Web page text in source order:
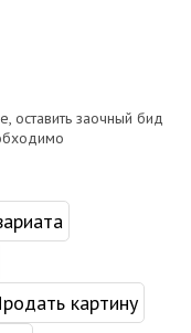
оставить заочный бид
картину